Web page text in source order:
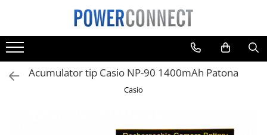
Toate Produsele
Sisteme filtrare apa
Sisteme filtrare apa
Acumulator tip Casio NP-90 1400mAh Patona
Casio